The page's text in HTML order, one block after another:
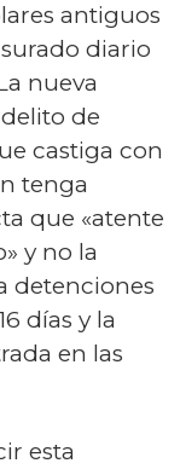
antiguos
diario
nueva
de
castiga con
tenga
que «atente
y no la
detenciones
días y la
en las
esta